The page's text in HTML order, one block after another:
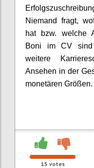
Niemand fragt,
hat bzw. welche
Boni im CV sind
weitere
Ansehen in der
monetären Größen.
15 votes